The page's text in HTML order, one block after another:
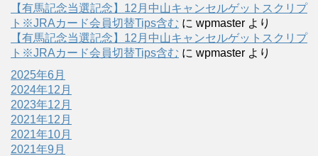
【有馬記念当選記念】12月中山キャンセルゲットスクリプ
ト※JRAカード会員切替Tips含む に wpmaster より
【有馬記念当選記念】12月中山キャンセルゲットスクリプ
ト※JRAカード会員切替Tips含む に wpmaster より
2025年6月
2024年12月
2023年12月
2021年12月
2021年10月
2021年9月